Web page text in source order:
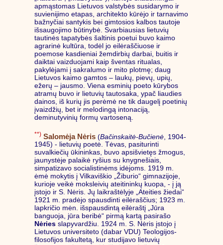
apmąstomas Lietuvos valstybės susidarymo ir
suvienijimo etapas, architekto kūrėjo ir tarnavimo
bažnyčiai santykis bei gimtosios kalbos tautoje
išsaugojimo būtinybė. Svarbiausias lietuvių
tautinės tapatybės šaltinis poetui buvo kaimo
agrarinė kultūra, todėl jo eilėraščiuose ir
poemose kasdieniai žemdirbių darbai, buitis ir
daiktai vaizduojami kaip šventas ritualas,
pakylėjami į sakralumo ir mito plotmę; daug
Lietuvos kaimo gamtos – laukų, pievų, upių,
ežerų – jausmo. Viena esminių poeto kūrybos
atramų buvo ir lietuvių tautosaka, ypač liaudies
dainos, iš kurių jis perėmė ne tik daugelį poetinių
įvaizdžių, bet ir melodingą intonaciją,
deminutyvinių formų vartoseną.
**) Salomėja Nėris (Bačinskaitė-Bučienė , 1904-
1945) - lietuvių poetė. Tėvas, pasiturinti
suvalkiečių ūkininkas, buvo apsišvietęs žmogus,
jaunystėje palaikė ryšius su knygnešiais,
simpatizavo socialistinėms idėjoms. 1919 m.
ėmė mokytis į Vilkaviškio „Žiburio“ gimnazijoje,
kurioje veikė moksleivių ateitininkų kuopa, - į ją
įstojo ir S. Nėris. Jų laikraštėlyje „Ateities žiedai“
1921 m. pradėjo spausdinti eilėraščius; 1923 m.
lapkričio mėn. išspausdintą eilėraštį „Jūra
banguoja, jūra beribė“ pirmą kartą pasirašo
Nėries slapyvardžiu. 1924 m. S. Nėris įstojo į
Lietuvos universiteto (dabar VDU) Teologijos-
filosofijos fakultetą, kur studijavo lietuvių